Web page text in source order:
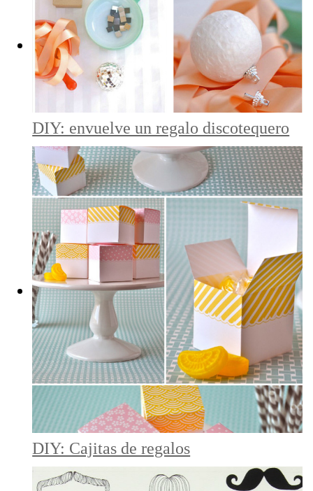
DIY: envuelve un regalo discotequero
DIY: Cajitas de regalos